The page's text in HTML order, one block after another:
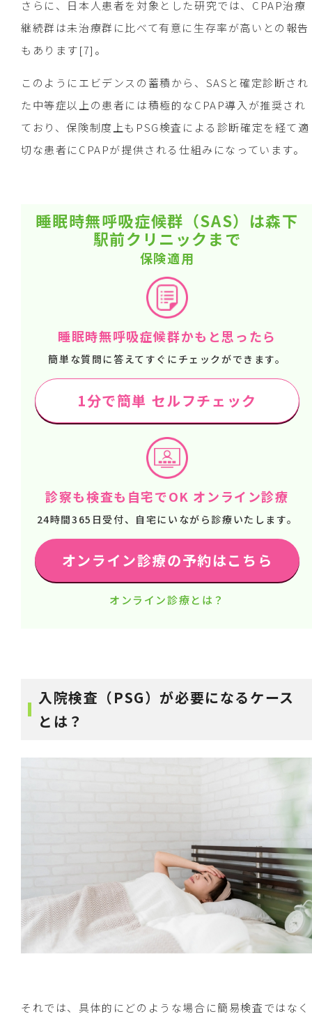
さらに、日本人患者を対象とした研究では、CPAP治療
継続群は未治療群に比べて有意に生存率が高いとの報告
もあります[7]。
このようにエビデンスの蓄積から、SASと確定診断され
た中等症以上の患者には積極的なCPAP導入が推奨され
ており、保険制度上もPSG検査による診断確定を経て適
切な患者にCPAPが提供される仕組みになっています。
睡眠時無呼吸症候群（SAS）は森下
駅前クリニックまで
保険適用
睡眠時無呼吸症候群かもと思ったら
簡単な質問に答えてすぐにチェックができます。
1分で簡単 セルフチェック
診察も検査も自宅でOK オンライン診療
24時間365日受付、自宅にいながら診療いたします。
オンライン診療の予約はこちら
オンライン診療とは？
入院検査（PSG）が必要になるケース
とは？
それでは、具体的にどのような場合に簡易検査ではなく